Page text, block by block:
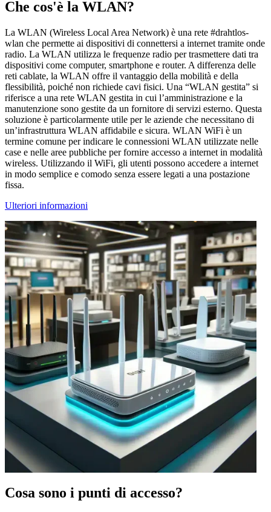
Che cos'è la WLAN?
La WLAN (Wireless Local Area Network) è una rete #drahtlos-
wlan che permette ai dispositivi di connettersi a internet tramite onde
radio. La WLAN utilizza le frequenze radio per trasmettere dati tra
dispositivi come computer, smartphone e router. A differenza delle
reti cablate, la WLAN offre il vantaggio della mobilità e della
flessibilità, poiché non richiede cavi fisici. Una “WLAN gestita” si
riferisce a una rete WLAN gestita in cui l’amministrazione e la
manutenzione sono gestite da un fornitore di servizi esterno. Questa
soluzione è particolarmente utile per le aziende che necessitano di
un’infrastruttura WLAN affidabile e sicura. WLAN WiFi è un
termine comune per indicare le connessioni WLAN utilizzate nelle
case e nelle aree pubbliche per fornire accesso a internet in modalità
wireless. Utilizzando il WiFi, gli utenti possono accedere a internet
in modo semplice e comodo senza essere legati a una postazione
fissa.
Ulteriori informazioni
Cosa sono i punti di accesso?